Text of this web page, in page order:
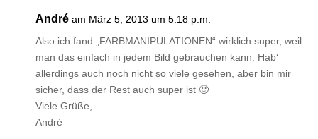
André am März 5, 2013 um 5:18 p.m.
Also ich fand „FARBMANIPULATIONEN“ wirklich super, weil
man das einfach in jedem Bild gebrauchen kann. Hab‘
allerdings auch noch nicht so viele gesehen, aber bin mir
sicher, dass der Rest auch super ist 🙂
Viele Grüße,
André